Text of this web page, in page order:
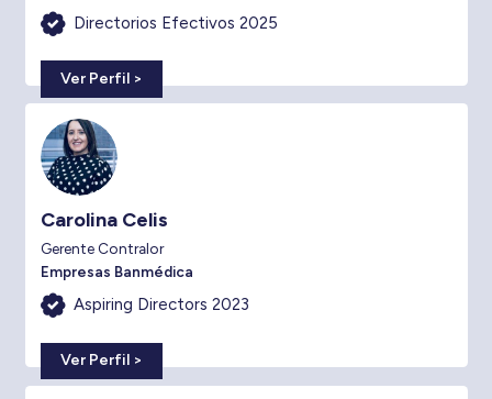
Directorios Efectivos 2025
Ver Perfil >
Carolina Celis
Gerente Contralor
Empresas Banmédica
Aspiring Directors 2023
Ver Perfil >